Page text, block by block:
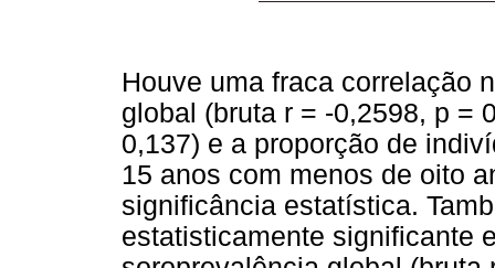
Houve uma fraca correlação
global (bruta r = -0,2598, p =
0,137) e a proporção de
15 anos com menos de oito
significância estatística.
estatisticamente significante